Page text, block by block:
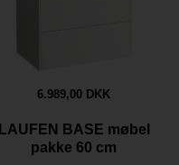
6.989,00 DKK
LAUFEN BASE møbel
pakke 60 cm